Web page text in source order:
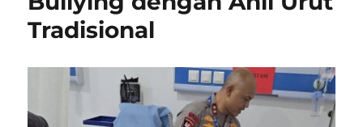
Tradisional